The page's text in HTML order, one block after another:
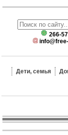
266-
Дети, семья